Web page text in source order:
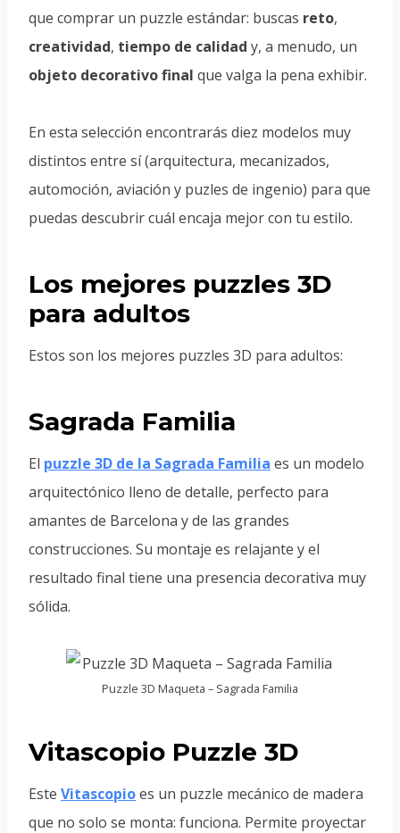
que comprar un puzzle estándar: buscas reto,
creatividad, tiempo de calidad y, a menudo, un
objeto decorativo final que valga la pena exhibir.
En esta selección encontrarás diez modelos muy
distintos entre sí (arquitectura, mecanizados,
automoción, aviación y puzles de ingenio) para que
puedas descubrir cuál encaja mejor con tu estilo.
Los mejores puzzles 3D
para adultos
Estos son los mejores puzzles 3D para adultos:
Sagrada Familia
El puzzle 3D de la Sagrada Familia es un modelo
arquitectónico lleno de detalle, perfecto para
amantes de Barcelona y de las grandes
construcciones. Su montaje es relajante y el
resultado final tiene una presencia decorativa muy
sólida.
Puzzle 3D Maqueta – Sagrada Familia
Vitascopio Puzzle 3D
Este Vitascopioes un puzzle mecánico de madera
que no solo se monta: funciona. Permite proyectar